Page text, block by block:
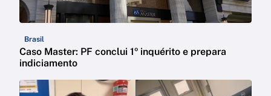
Brasil
Caso Master: PF conclui 1º inquérito e prepara
indiciamento